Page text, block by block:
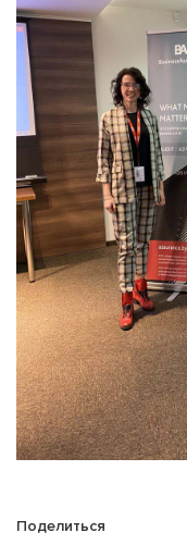
Поделиться